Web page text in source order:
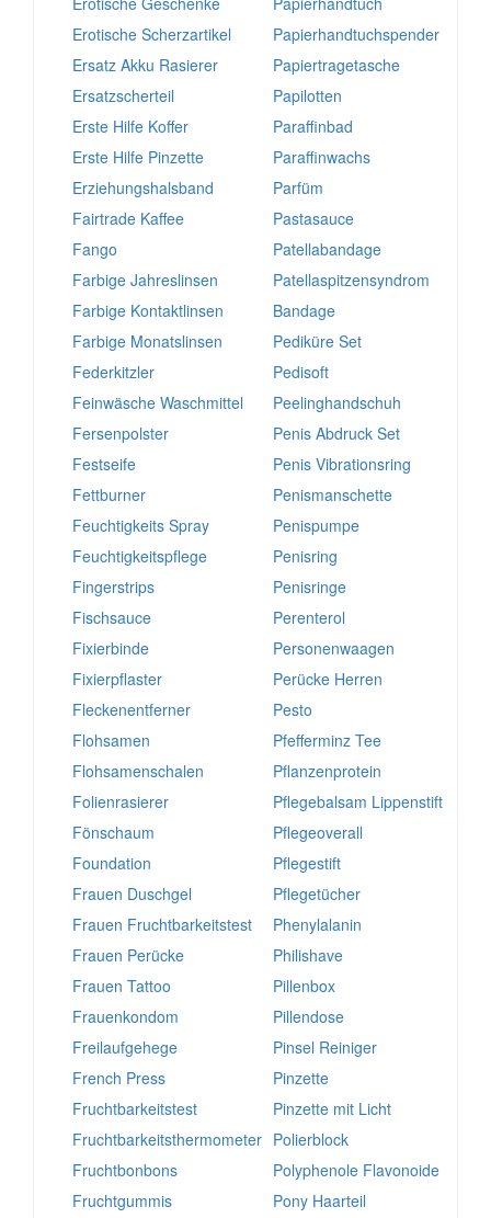
Erotische Scherzartikel
Ersatz Akku Rasierer
Ersatzscherteil
Erste Hilfe Koffer
Erste Hilfe Pinzette
Erziehungshalsband
Fairtrade Kaffee
Fango
Farbige Jahreslinsen
Farbige Kontaktlinsen
Farbige Monatslinsen
Federkitzler
Feinwäsche Waschmittel
Fersenpolster
Festseife
Fettburner
Feuchtigkeits Spray
Feuchtigkeitspflege
Fingerstrips
Fischsauce
Fixierbinde
Fixierpflaster
Fleckenentferner
Flohsamen
Flohsamenschalen
Folienrasierer
Fönschaum
Foundation
Frauen Duschgel
Frauen Fruchtbarkeitstest
Frauen Perücke
Frauen Tattoo
Frauenkondom
Freilaufgehege
French Press
Fruchtbarkeitstest
Fruchtbarkeitsthermometer
Fruchtbonbons
Fruchtgummis
Papierhandtuchspender
Papiertragetasche
Papilotten
Paraffinbad
Paraffinwachs
Parfüm
Pastasauce
Patellabandage
Patellaspitzensyndrom
Bandage
Pediküre Set
Pedisoft
Peelinghandschuh
Penis Abdruck Set
Penis Vibrationsring
Penismanschette
Penispumpe
Penisring
Penisringe
Perenterol
Personenwaagen
Perücke Herren
Pesto
Pfefferminz Tee
Pflanzenprotein
Pflegebalsam Lippenstift
Pflegeoverall
Pflegestift
Pflegetücher
Phenylalanin
Philishave
Pillenbox
Pillendose
Pinsel Reiniger
Pinzette
Pinzette mit Licht
Polierblock
Polyphenole Flavonoide
Pony Haarteil